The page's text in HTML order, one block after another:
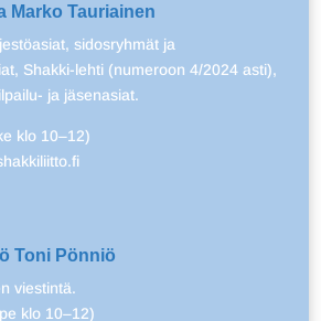
Marko Tauriainen
sidosryhmät ja
Shakki-lehti (numeroon 4/2024 asti),
ja jäsenasiat.
klo 10–12)
Toni Pönniö
viestintä.
klo 10–12)